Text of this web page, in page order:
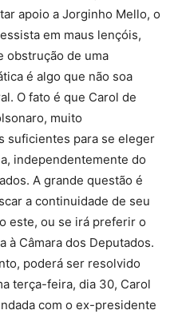
apoio a Jorginho Mello, o
em maus lençóis,
obstrução de uma
é algo que não soa
O fato é que Carol de
muito
suficientes para se eleger
independentemente do
A grande questão é
a continuidade de seu
este, ou se irá preferir o
à Câmara dos Deputados.
poderá ser resolvido
terça-feira, dia 30, Carol
com o ex-presidente